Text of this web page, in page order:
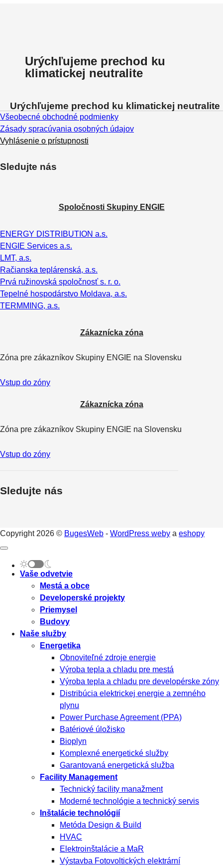
Urýchľujeme prechod ku
klimatickej neutralite
Urýchľujeme prechod ku klimatickej neutralite
Všeobecné obchodné podmienky
Zásady spracúvania osobných údajov
Vyhlásenie o prístupnosti
Sledujte nás
Spoločnosti Skupiny ENGIE
ENERGY DISTRIBUTION a.s.
ENGIE Services a.s.
LMT, a.s.
Račianska teplárenská, a.s.
Prvá ružinovská spoločnosť s. r. o.
Tepelné hospodárstvo Moldava, a.s.
TERMMING, a.s.
Zákaznícka zóna
Zóna pre zákazníkov Skupiny ENGIE na Slovensku
Vstup do zóny
Zákaznícka zóna
Zóna pre zákazníkov Skupiny ENGIE na Slovensku
Vstup do zóny
Sledujte nás
Copyright 2026 © BugesWeb - WordPress weby a eshopy
Vaše odvetvie
Mestá a obce
Developerské projekty
Priemysel
Budovy
Naše služby
Energetika
Obnoviteľné zdroje energie
Výroba tepla a chladu pre mestá
Výroba tepla a chladu pre developérske zóny
Distribúcia elektrickej energie a zemného
plynu
Power Purchase Agreement (PPA)
Batériové úložisko
Bioplyn
Komplexné energetické služby
Garantovaná energetická služba
Facility Management
Technický facility manažment
Moderné technológie a technický servis
Inštalácie technológií
Metóda Design & Build
HVAC
Elektroinštalácie a MaR
Výstavba Fotovoltických elektrární